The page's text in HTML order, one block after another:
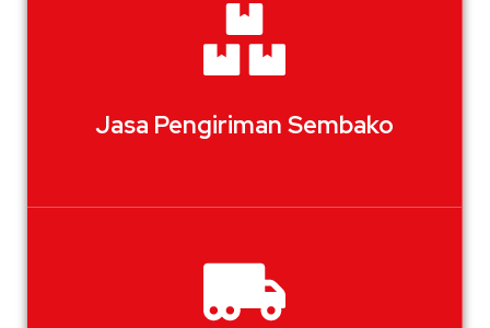
Jasa Pengiriman Sembako